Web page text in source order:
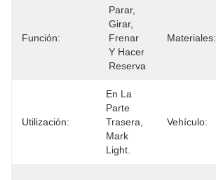
Función:
Parar,
Girar,
Frenar
Y Hacer
Reserva
Materiales:
Utilización:
En La
Parte
Trasera,
Mark
Light.
Vehículo: